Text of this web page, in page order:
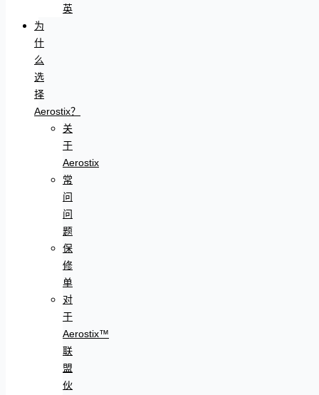
英
为
什
么
选
择
Aerostix？
关
于
Aerostix
常
问
问
题
保
修
单
对
于
Aerostix™
联
盟
伙